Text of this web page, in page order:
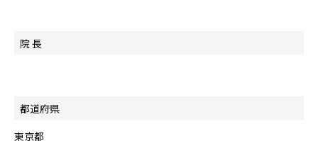
院 長
都道府県
東京都